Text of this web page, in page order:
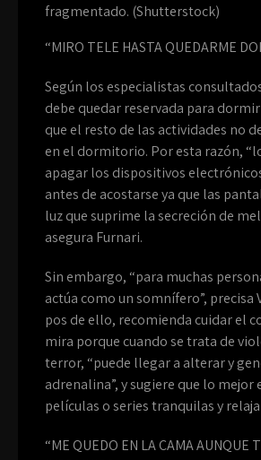
fragmentado. (Shutterstock)
“MIRO TELE HASTA QUEDARME
Según los especialistas
debe quedar reservada para
que el resto de las actividades no
en el dormitorio. Por esta razón,
apagar los dispositivos
antes de acostarse ya que las
luz que suprime la secreción de
asegura Furnari.
Sin embargo, “para muchas
actúa como un somnífero”, precisa
pos de ello, recomienda cuidar el
mira porque cuando se trata de
terror, “puede llegar a alterar y
adrenalina”, y sugiere que lo mejor
películas o series tranquilas y
“ME QUEDO EN LA CAMA AUNQUE